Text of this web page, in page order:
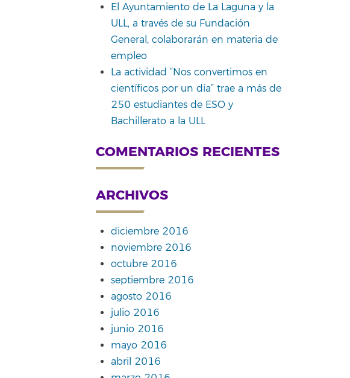
El Ayuntamiento de La Laguna y la
ULL, a través de su Fundación
General, colaborarán en materia de
empleo
La actividad “Nos convertimos en
científicos por un día” trae a más de
250 estudiantes de ESO y
Bachillerato a la ULL
COMENTARIOS RECIENTES
ARCHIVOS
diciembre 2016
noviembre 2016
octubre 2016
septiembre 2016
agosto 2016
julio 2016
junio 2016
mayo 2016
abril 2016